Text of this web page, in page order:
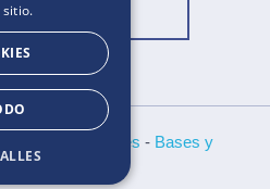
ubicación
Aviso de Cookies - Bases y